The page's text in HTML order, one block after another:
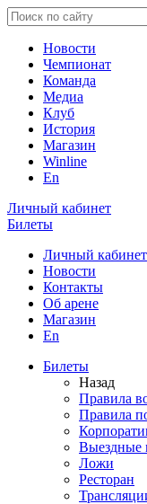
Новости
Чемпионат
Команда
Медиа
Клуб
История
Магазин
Winline
En
Личный кабинет
Билеты
Личный кабинет
Новости
Контакты
Об арене
Магазин
En
Билеты
Назад
Правила
Правила
Выездные
Ложи
Ресторан